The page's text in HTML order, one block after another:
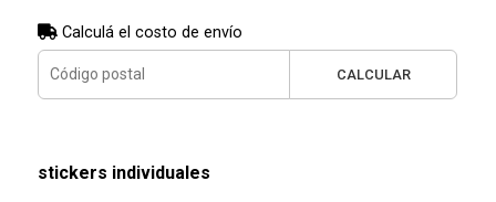
Calculá el costo de envío
CALCULAR
stickers individuales